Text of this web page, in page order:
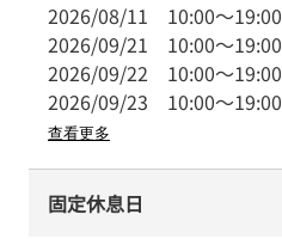
2026/08/11 10:00～19:00
2026/09/21 10:00～19:00
2026/09/22 10:00～19:00
2026/09/23 10:00～19:00
查看更多
固定休息日